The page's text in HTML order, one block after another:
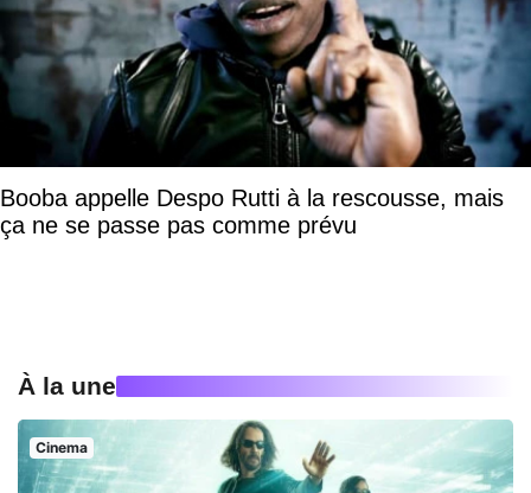
Booba appelle Despo Rutti à la rescousse, mais
ça ne se passe pas comme prévu
À la une
Cinema